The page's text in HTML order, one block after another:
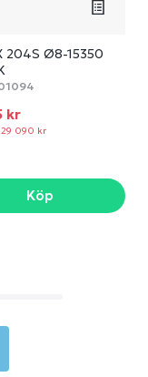
204S Ø8-15350
kr
29 090 kr
Köp